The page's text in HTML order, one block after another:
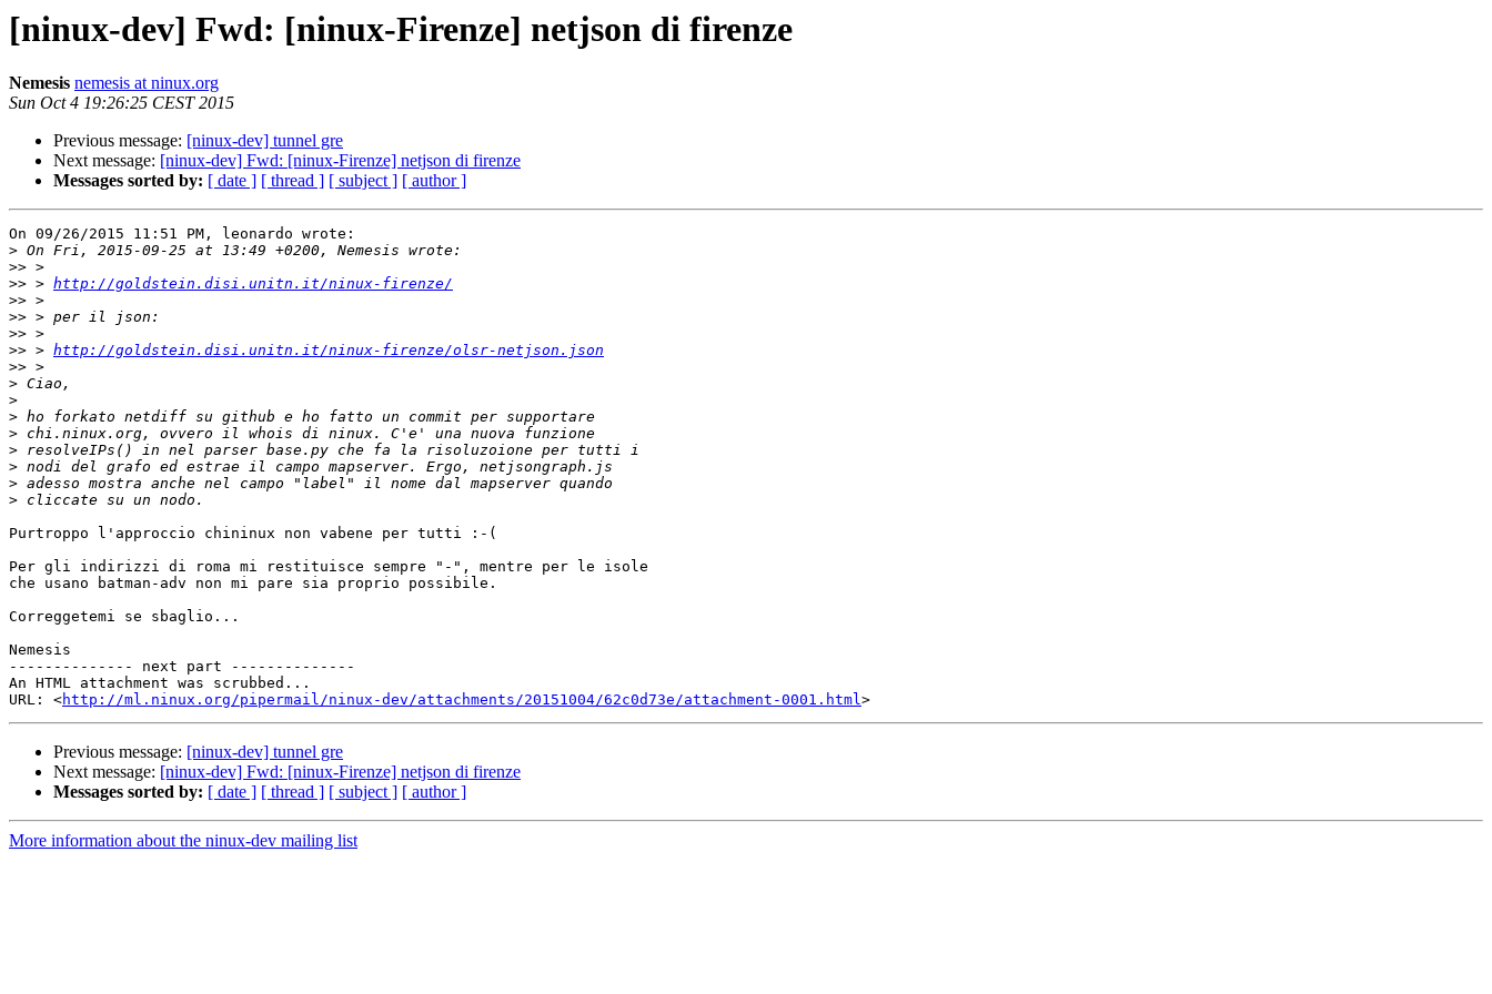
[ninux-dev] Fwd: [ninux-Firenze] netjson di firenze
Nemesis nemesis at ninux.org
Sun Oct 4 19:26:25 CEST 2015
Previous message: [ninux-dev] tunnel gre
Next message: [ninux-dev] Fwd: [ninux-Firenze] netjson di firenze
Messages sorted by: [ date ] [ thread ] [ subject ] [ author ]
On 09/26/2015 11:51 PM, leonardo wrote:
>
>>
>> > http://goldstein.disi.unitn.it/ninux-firenze/
>>
>>
>>
>> > http://goldstein.disi.unitn.it/ninux-firenze/olsr-netjson.json
>>
>
>
>
>
>
>
>
>
Purtroppo l'approccio chininux non vabene per tutti :-(
Per gli indirizzi di roma mi restituisce sempre "-", mentre per le isole
che usano batman-adv non mi pare sia proprio possibile.
Correggetemi se sbaglio...
Nemesis
-------------- next part --------------
An HTML attachment was scrubbed...
URL: <http://ml.ninux.org/pipermail/ninux-dev/attachments/20151004/62c0d73e/attachment-0001.html
Previous message: [ninux-dev] tunnel gre
Next message: [ninux-dev] Fwd: [ninux-Firenze] netjson di firenze
Messages sorted by: [ date ] [ thread ] [ subject ] [ author ]
More information about the ninux-dev mailing list